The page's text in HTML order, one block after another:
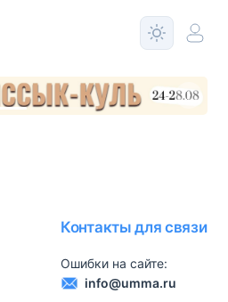
Контакты для связи
Ошибки на сайте:
info@umma.ru